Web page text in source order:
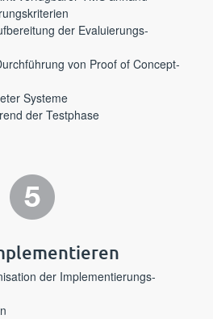
der Evaluierungs­
von Proof of Concept-
Systeme
der Testphase
der Implementierungs­